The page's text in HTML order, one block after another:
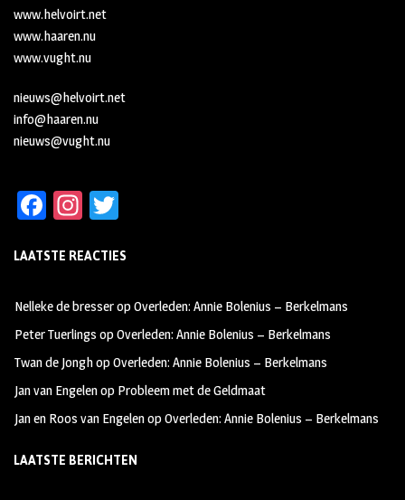
www.helvoirt.net
www.haaren.nu
www.vught.nu
nieuws@helvoirt.net
info@haaren.nu
nieuws@vught.nu
Fa
b
oo
k
In
ag
m
tt
LAATSTE REACTIES
Nelleke de bresseropOverleden: Annie Bolenius – Berkelmans
Peter Tuerlings opOverleden: Annie Bolenius – Berkelmans
Twan de JonghopOverleden: Annie Bolenius – Berkelmans
Jan van Engelenop Probleem met de Geldmaat
Jan en Roos van EngelenopOverleden: Annie Bolenius – Berkelmans
LAATSTE BERICHTEN